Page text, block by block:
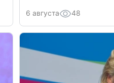
6 августа 48